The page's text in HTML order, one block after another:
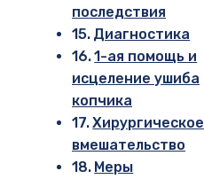
последствия
Диагностика
1-ая помощь и
исцеление ушиба
копчика
Хирургическое
вмешательство
Меры